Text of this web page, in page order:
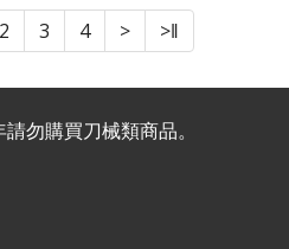
2 3 4 > >‖
勿購買刀械類商品。